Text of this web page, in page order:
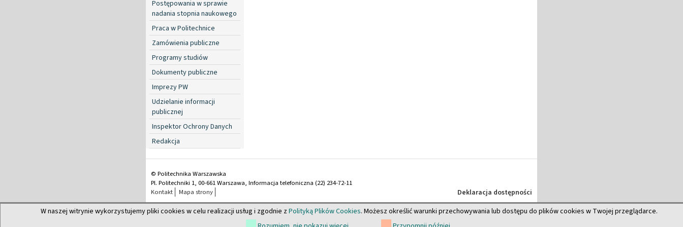
W naszej witrynie wykorzystujemy pliki cookies w celu realizacji usług i zgodnie zPolityką Plików Cookies. Możesz określić warunki przechowywania lub dostępu do plików cookies w Twojej przeglądarce.
Postępowania w sprawie
nadania stopnia naukowego
Praca w Politechnice
Zamówienia publiczne
Programy studiów
Dokumenty publiczne
Imprezy PW
Udzielanie informacji
publicznej
Inspektor Ochrony Danych
Redakcja
© Politechnika Warszawska
Pl. Politechniki 1, 00-661 Warszawa, Informacja telefoniczna (22) 234-72-11
Kontakt
Mapa strony Deklaracja dostępności